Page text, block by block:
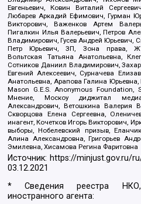
Евгеньевич, Ковин Виталий
Любарев Аркадий Ефимович, Гурман
Викторович, Важенков Артем
Пигалкин Илья Валерьевич, Петров
Владимирович, Гусев Андрей Юрьевич,
Петр Юрьевич, ЗП, Зона права,
Вольтская Татьяна Анатольевна,
Сотников Даниил Владимирович,
Евгений Алексеевич, Сурначева
Анатольевна, Арапова Галина
Mason G.E.S. Anonymous
Мнение, Москоу диджитал
Александрович, Ветошкина Валерия
Скворцова Елена Сергеевна,
инагент, Кочетков Игорь Викторович,
выборы, Нобелевский призыв,
Алина Александровна, Григорьев
Эмилевна, Хисамова Регина Фаритовна
Источник: https://minjust.gov.ru/
03.12.2021
* Сведения реестра
иностранного агента: